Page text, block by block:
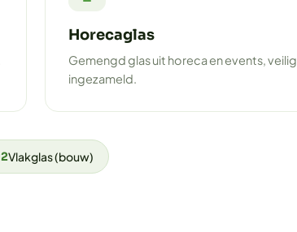
Horecaglas
Gemengd glas uit horeca en events, veilig
ingezameld.
Vlakglas (bouw)